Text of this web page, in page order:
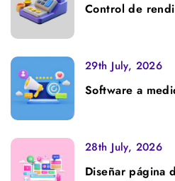
Control de
29th July, 2026
Software a
28th July, 2026
Diseñar página